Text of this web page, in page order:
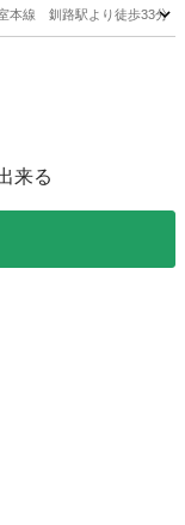
本線 釧路駅より徒歩33
来る